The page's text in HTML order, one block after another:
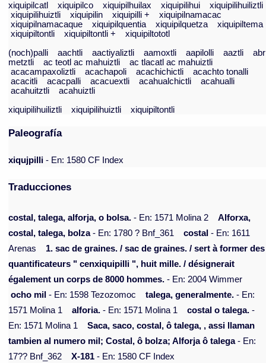
xiquipilcatl xiquipilco xiquipilhuilax xiquipilihui
xiquipilihuiliztli
xiquipilihuiztli
xiquipilin xiquipilli +
xiquipilnamacac
xiquipilnamacaque
xiquipilquentia xiquipilquetza
xiquipiltema
xiquipiltontli
xiquipiltontli +
xiquipiltototl
(noch)palli
aachtli aactiyaliztli aamoxtli aapilolli aaztli
metztli
ac teotl ac mahuiztli
ac tlacatl ac mahuiztli
acacampaxoliztli
acachapoli acachichictli
acachto tonalli
acacitli
acacpalli acacuextli acahualchictli
acahualli
acahuitztli
acahuiztli
xiquipilihuiliztli
xiquipilihuiztli xiquipiltontli
Paleografía
xiqujpilli - En: 1580 CF Index
Traducciones
costal, talega, alforja, o bolsa. - En: 1571 Molina 2
Alforxa,
costal, talega, bolza- En: 1780 ? Bnf_361 costal - En: 1611
Arenas
1. sac de graines. / sac de graines. / sert à former des
quantificateurs " cenxiquipilli ", huit mille. / désignerait
également un corps de 8000 hommes. - En: 2004 Wimmer
ocho mil - En: 1598 Tezozomoc talega, generalmente. - En:
1571 Molina 1
alforia. - En: 1571 Molina 1 costal o talega. -
En: 1571 Molina 1
Saca, saco, costal, ô talega, , assi llaman
tambien al numero mil; Costal, ô bolza; Alforja ô talega- En:
17?? Bnf_362
X-181 - En: 1580 CF Index